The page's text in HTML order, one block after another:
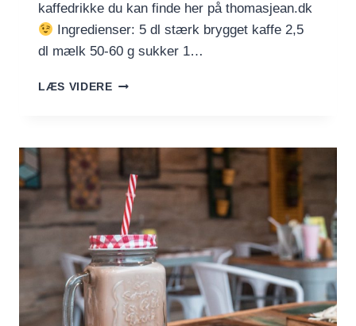
kaffedrikke du kan finde her på thomasjean.dk
Ingredienser: 5 dl stærk brygget kaffe 2,5
dl mælk 50-60 g sukker 1…
LÆS VIDEREHJEMMELAVEDE
HELT
GENIALE
SOMMERVARMEN